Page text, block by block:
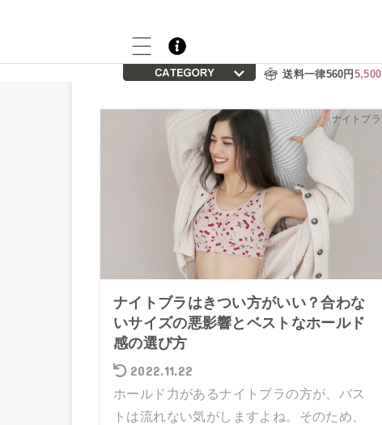
送料一律560円 5,500
ナイトブラ
ナイトブラはきつい方がいい？合わな
いサイズの悪影響とベストなホールド
感の選び方
2022.11.22
ホールド力があるナイトブラの方が、バス
トは流れない気がしますよね。そのため、